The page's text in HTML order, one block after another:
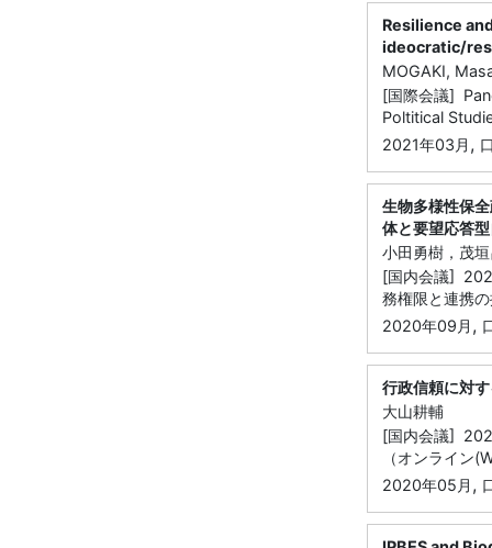
Resilience
ideocratic/
MOGAKI,
[国際会議]
Poltitical
2021年03月 ,
生物多様性保
体と要望応答
小田勇樹，茂
[国内会議]
務権限と連携
2020年09月 ,
行政信頼に対
大山耕輔
[国内会議]
（オンライン
2020年05月 ,